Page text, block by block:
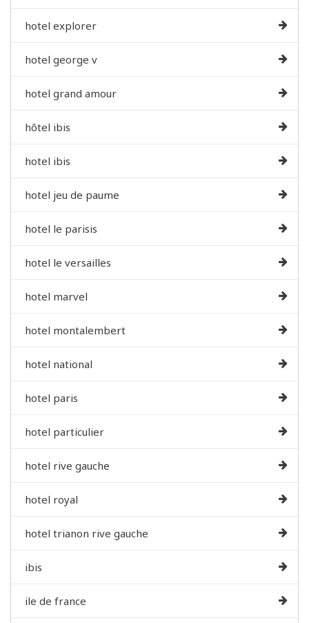
hotel explorer
hotel george v
hotel grand amour
hôtel ibis
hotel ibis
hotel jeu de paume
hotel le parisis
hotel le versailles
hotel marvel
hotel montalembert
hotel national
hotel paris
hotel particulier
hotel rive gauche
hotel royal
hotel trianon rive gauche
ibis
ile de france